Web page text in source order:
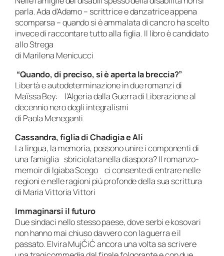
parla. Ada d’Adamo – scrittrice e danzatrice appena
scomparsa – quando si è ammalata di cancro ha scelto
invece di raccontare tutto alla figlia. Il libro è candidato
allo Strega
di Marilena Menicucci
“Quando, di preciso, si è aperta la breccia?”
Libertà e autodeterminazione in due romanzi di
Maïssa Bey: l’Algeria dalla Guerra di Liberazione al
decennio nero degli integralismi
di Paola Meneganti
Cassandra, figlia di Chadigia e Ali
La lingua, la memoria, possono unire i componenti di
una famiglia sbriciolata nella diaspora? Il romanzo-
memoir di Igiaba Scego ci consente di entrare nelle
regioni e nelle ragioni più profonde della sua scrittura
di Maria Vittoria Vittori
Immaginarsi il futuro
Due sindaci nello stesso paese, dove serbi e kosovari
non hanno mai chiuso davvero con la guerra e il
passato. Elvira MujČiĆ ancora una volta sa scrivere